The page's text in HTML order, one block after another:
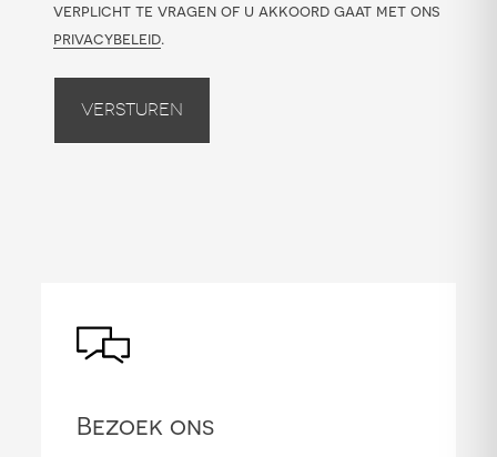
verplicht te vragen of u akkoord gaat met ons
privacybeleid.
Versturen
Bezoek ons